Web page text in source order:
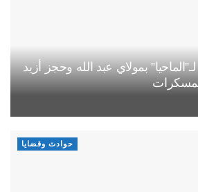
بمولاي عبد الله وحجز أزيد
حوادث وقضايا